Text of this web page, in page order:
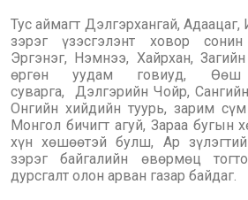
Тус аймагт Дэлгэрхангай, Адаацаг,
зэрэг үзэсгэлэнт ховор сонин
Эргэнэг, Нэмнээ, Хайрхан,
өргөн уудам говиуд, Өөш
суварга, Дэлгэрийн Чойр, Сангийн
Онгийн хийдийн туурь, зарим
Монгол бичигт агуй, Зараа
хүн хөшөөтэй булш, Ар
зэрэг байгалийн өвөрмөц
дурсгалт олон арван газар байдаг.